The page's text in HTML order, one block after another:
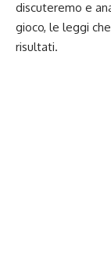
discuteremo e
gioco, le leggi
risultati.